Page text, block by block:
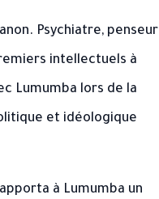
Psychiatre, penseur
intellectuels à
Lumumba lors de la
et idéologique
à Lumumba un